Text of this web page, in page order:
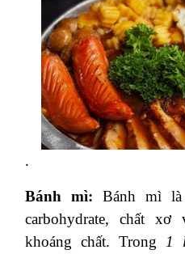
.
Bánh mì: Bánh mì
carbohydrate, chất
khoáng chất. Trong 1